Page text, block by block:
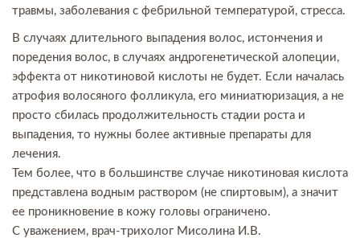
травмы, заболевания с фебрильной температурой, стресса.
В случаях длительного выпадения волос, истончения и
поредения волос, в случаях андрогенетической алопеции,
эффекта от никотиновой кислоты не будет. Если началась
атрофия волосяного фолликула, его миниатюризация, а не
просто сбилась продолжительность стадии роста и
выпадения, то нужны более активные препараты для
лечения.
Тем более, что в большинстве случае никотиновая кислота
представлена водным раствором (не спиртовым), а значит
ее проникновение в кожу головы ограничено.
С уважением, врач-трихолог Мисолина И.В.